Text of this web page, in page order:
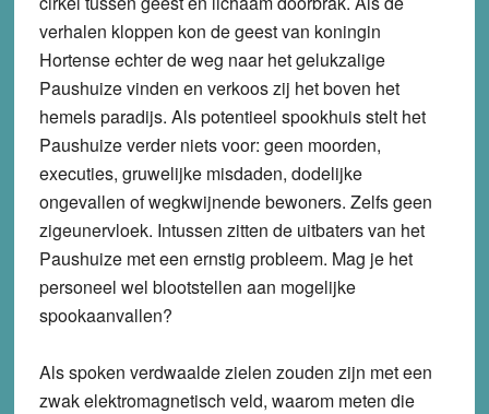
verhalen kloppen kon de geest van koningin
Hortense echter de weg naar het gelukzalige
Paushuize vinden en verkoos zij het boven het
hemels paradijs. Als potentieel spookhuis stelt het
Paushuize verder niets voor: geen moorden,
executies, gruwelijke misdaden, dodelijke
ongevallen of wegkwijnende bewoners. Zelfs geen
zigeunervloek. Intussen zitten de uitbaters van het
Paushuize met een ernstig probleem. Mag je het
personeel wel blootstellen aan mogelijke
spookaanvallen?
Als spoken verdwaalde zielen zouden zijn met een
zwak elektromagnetisch veld, waarom meten die